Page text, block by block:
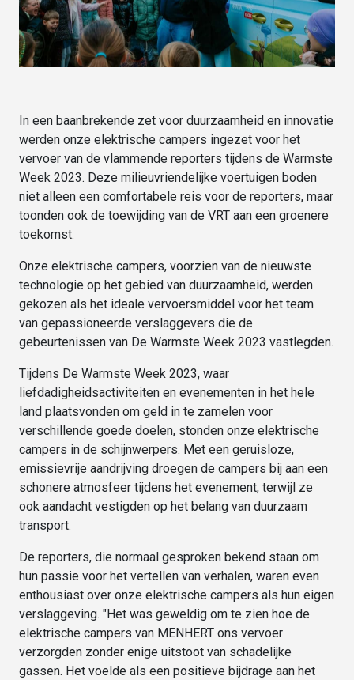
In een baanbrekende zet voor duurzaamheid en innovatie
werden onze elektrische campers ingezet voor het
vervoer van de vlammende reporters tijdens de Warmste
Week 2023. Deze milieuvriendelijke voertuigen boden
niet alleen een comfortabele reis voor de reporters, maar
toonden ook de toewijding van de VRT aan een groenere
toekomst.
Onze elektrische campers, voorzien van de nieuwste
technologie op het gebied van duurzaamheid, werden
gekozen als het ideale vervoersmiddel voor het team
van gepassioneerde verslaggevers die de
gebeurtenissen van De Warmste Week 2023 vastlegden.
Tijdens De Warmste Week 2023, waar
liefdadigheidsactiviteiten en evenementen in het hele
land plaatsvonden om geld in te zamelen voor
verschillende goede doelen, stonden onze elektrische
campers in de schijnwerpers. Met een geruisloze,
emissievrije aandrijving droegen de campers bij aan een
schonere atmosfeer tijdens het evenement, terwijl ze
ook aandacht vestigden op het belang van duurzaam
transport.
De reporters, die normaal gesproken bekend staan om
hun passie voor het vertellen van verhalen, waren even
enthousiast over onze elektrische campers als hun eigen
verslaggeving. "Het was geweldig om te zien hoe de
elektrische campers van MENHERT ons vervoer
verzorgden zonder enige uitstoot van schadelijke
gassen. Het voelde als een positieve bijdrage aan het